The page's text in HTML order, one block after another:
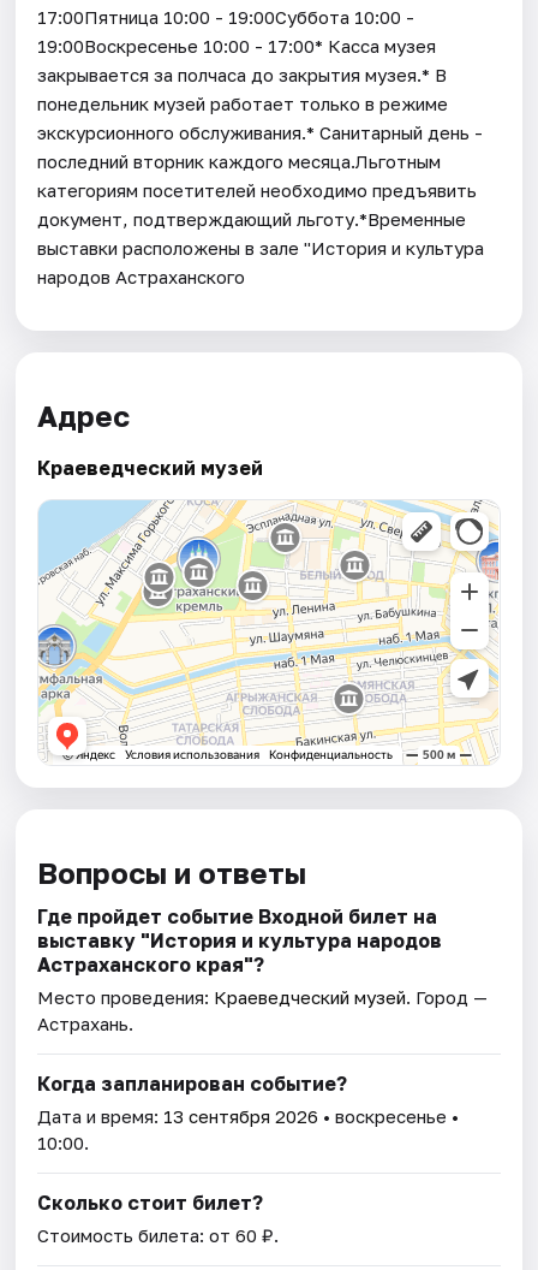
17:00Пятница 10:00 - 19:00Суббота 10:00 -
19:00Воскресенье 10:00 - 17:00* Касса музея
закрывается за полчаса до закрытия музея.* В
понедельник музей работает только в режиме
экскурсионного обслуживания.* Санитарный день -
последний вторник каждого месяца.Льготным
категориям посетителей необходимо предъявить
документ, подтверждающий льготу.*Временные
выставки расположены в зале "История и культура
народов Астраханского
Адрес
Краеведческий музей
Вопросы и ответы
Где пройдет событие Входной билет на
выставку "История и культура народов
Астраханского края"?
Место проведения: Краеведческий музей. Город —
Астрахань.
Когда запланирован событие?
Дата и время: 13 сентября 2026 • воскресенье •
10:00.
Сколько стоит билет?
Стоимость билета: от 60 ₽.